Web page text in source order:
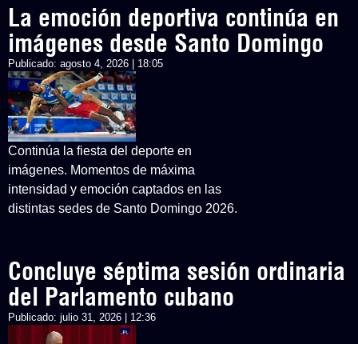
La emoción deportiva continúa en
imágenes desde Santo Domingo
Publicado: agosto 4, 2026 | 18:05
Continúa la fiesta del deporte en
imágenes. Momentos de máxima
intensidad y emoción captados en las
distintas sedes de Santo Domingo 2026.
Concluye séptima sesión ordinaria
del Parlamento cubano
Publicado: julio 31, 2026 | 12:36